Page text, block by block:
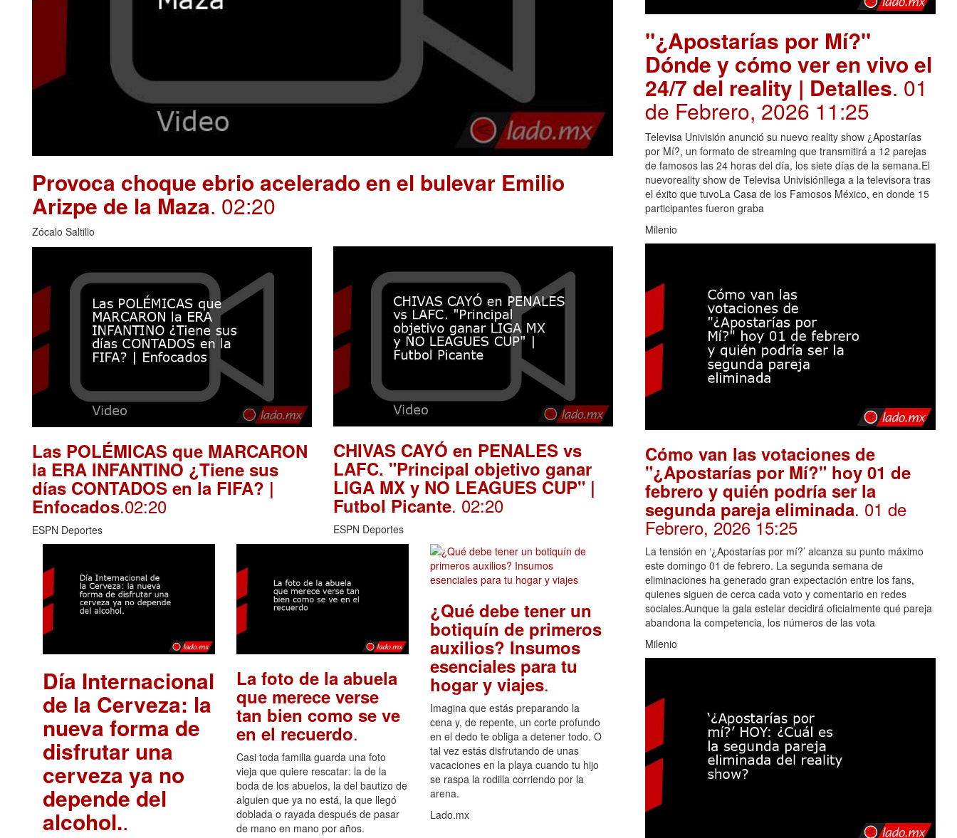
Provoca choque ebrio acelerado en el bulevar Emilio
Arizpe de la Maza. 02:20
Zócalo Saltillo
Las POLÉMICAS que MARCARON
la ERA INFANTINO ¿Tiene sus
días CONTADOS en la FIFA? |
Enfocados.02:20
ESPN Deportes
CHIVAS CAYÓ en PENALES vs
LAFC. "Principal objetivo ganar
LIGA MX y NO LEAGUES CUP" |
Futbol Picante. 02:20
ESPN Deportes
Día Internacional
de la Cerveza: la
nueva forma de
disfrutar una
cerveza ya no
depende del
alcohol..
La foto de la abuela
que merece verse
tan bien como se ve
en el recuerdo.
Casi toda familia guarda una foto
vieja que quiere rescatar: la de la
boda de los abuelos, la del bautizo de
alguien que ya no está, la que llegó
doblada o rayada después de pasar
de mano en mano por años.
¿Qué debe tener un
botiquín de primeros
auxilios? Insumos
esenciales para tu
hogar y viajes.
Imagina que estás preparando la
cena y, de repente, un corte profundo
en el dedo te obliga a detener todo. O
tal vez estás disfrutando de unas
vacaciones en la playa cuando tu hijo
se raspa la rodilla corriendo por la
arena.
Lado.mx
"¿Apostarías por Mí?"
Dónde y cómo ver en vivo el
24/7 del reality | Detalles. 01
de Febrero, 2026 11:25
Televisa Univisión anunció su nuevo reality show ¿Apostarías
por Mí?, un formato de streaming que transmitirá a 12 parejas
de famosos las 24 horas del día, los siete días de la semana.El
nuevoreality show de Televisa Univisiónllega a la televisora tras
el éxito que tuvoLa Casa de los Famosos México, en donde 15
participantes fueron graba
Milenio
Cómo van las votaciones de
"¿Apostarías por Mí?" hoy 01 de
febrero y quién podría ser la
segunda pareja eliminada. 01 de
Febrero, 2026 15:25
La tensión en ‘¿Apostarías por mí?’ alcanza su punto máximo
este domingo 01 de febrero. La segunda semana de
eliminaciones ha generado gran expectación entre los fans,
quienes siguen de cerca cada voto y comentario en redes
sociales.Aunque la gala estelar decidirá oficialmente qué pareja
abandona la competencia, los números de las vota
Milenio